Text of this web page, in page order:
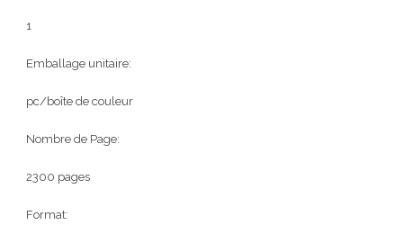
1
Emballage unitaire:
pc/boîte de couleur
Nombre de Page:
2300 pages
Format: